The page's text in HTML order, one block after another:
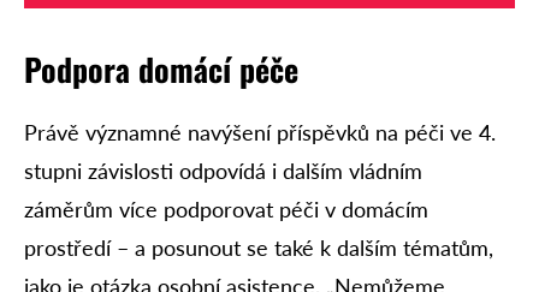
Podpora domácí péče
Právě významné navýšení příspěvků na péči ve 4.
stupni závislosti odpovídá i dalším vládním
záměrům více podporovat péči v domácím
prostředí – a posunout se také k dalším tématům,
jako je otázka osobní asistence. „Nemůžeme